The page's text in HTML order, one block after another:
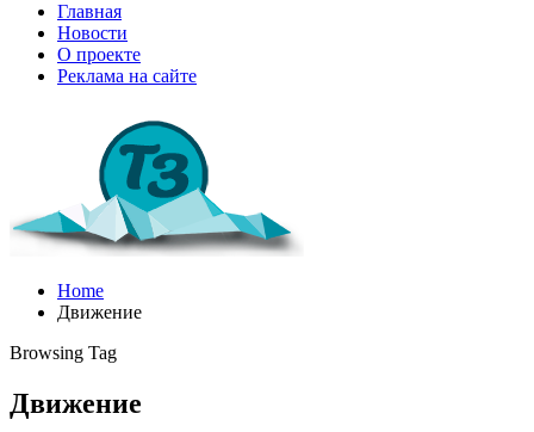
Главная
Новости
О проекте
Реклама на сайте
Home
Движение
Browsing Tag
Движение